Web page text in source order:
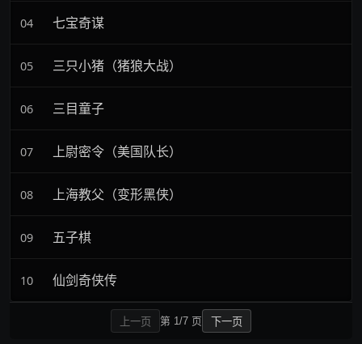
04 七宝奇谋
05 三只小猪（猪狼大战）
06 三目童子
07 上尉密令（美国队长）
08 上海教父（变形黑侠）
09 五子棋
10 仙剑奇侠传
上一页 第 1/7 页 下一页